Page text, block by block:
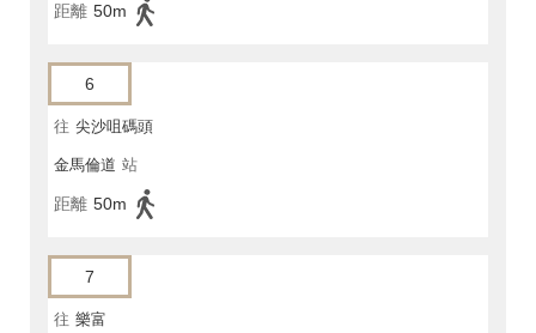
距離 50m
6
往 尖沙咀碼頭
金馬倫道 站
距離 50m
7
往 樂富